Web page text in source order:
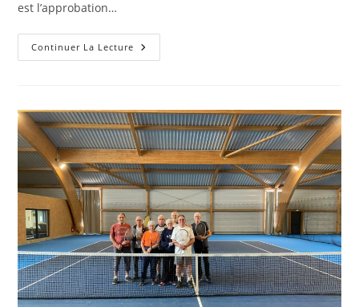
est l’approbation…
Continuer La Lecture Prochaine
Convocation
03/07
À
18h